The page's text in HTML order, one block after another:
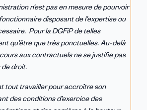
n’est pas en mesure de pourvoir
disposant de l’expertise ou
Pour la DGFiP de telles
qu’être que très ponctuelles. Au-delà
aux contractuels ne se justifie pas
de droit.
tout travailler pour accroître son
des conditions d’exercice des